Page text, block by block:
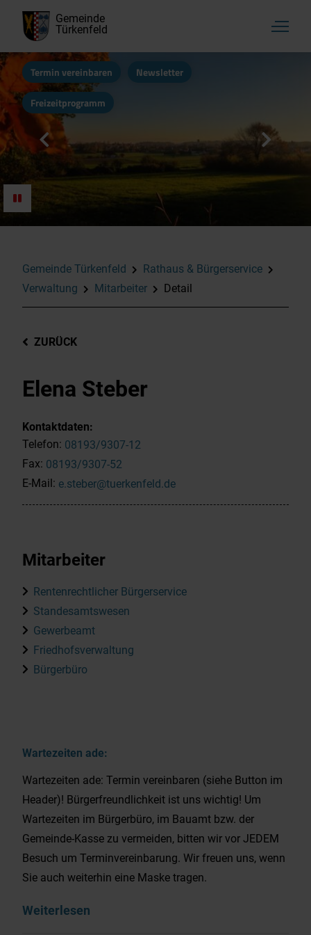
Gemeinde
Türkenfeld
Termin vereinbaren Newsletter
Freizeitprogramm
Wartezeiten ade:
Wartezeiten ade: Termin vereinbaren (siehe Button im
Header)! Bürgerfreundlichkeit ist uns wichtig! Um
Wartezeiten im Bürgerbüro, im Bauamt bzw. der
Gemeinde-Kasse zu vermeiden, bitten wir vor JEDEM
Besuch um Terminvereinbarung. Wir freuen uns, wenn
Sie auch weiterhin eine Maske tragen.
Weiterlesen
Gemeinde Türkenfeld
Rathaus & Bürgerservice
Verwaltung
Mitarbeiter Detail
ZURÜCK
Elena Steber
Kontaktdaten:
Telefon: 08193/9307-12
Fax: 08193/9307-52
E-Mail: e.steber@tuerkenfeld.de
Mitarbeiter
Rentenrechtlicher Bürgerservice
Standesamtswesen
Gewerbeamt
Friedhofsverwaltung
Bürgerbüro